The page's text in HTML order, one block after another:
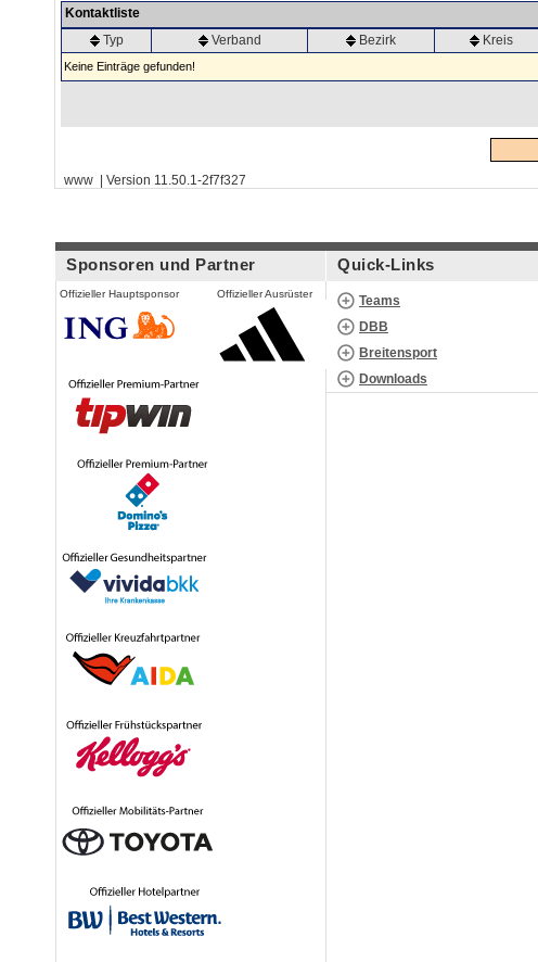
Kontaktliste
Typ
Verband Bezirk Kreis
Keine Einträge gefunden!
www | Version 11.50.1-2f7f327
Sponsoren und Partner
Offizieller Hauptsponsor Offizieller Ausrüster
Quick-Links
Teams
DBB
Breitensport
Downloads